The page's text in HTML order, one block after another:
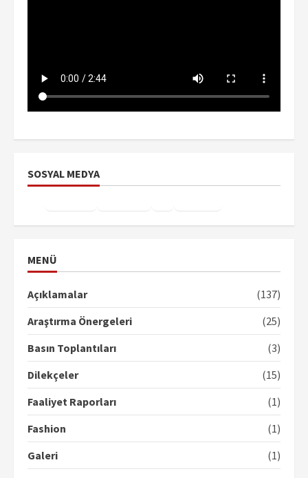
SOSYAL MEDYA
MENÜ
Açıklamalar
(137)
Araştırma Önergeleri
(25)
Basın Toplantıları
(3)
Dilekçeler
(15)
Faaliyet Raporları
(1)
Fashion
(1)
Galeri
(1)